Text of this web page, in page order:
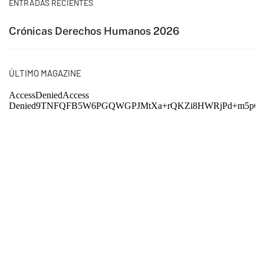
ENTRADAS RECIENTES
Crónicas Derechos Humanos 2026
ÚLTIMO MAGAZINE